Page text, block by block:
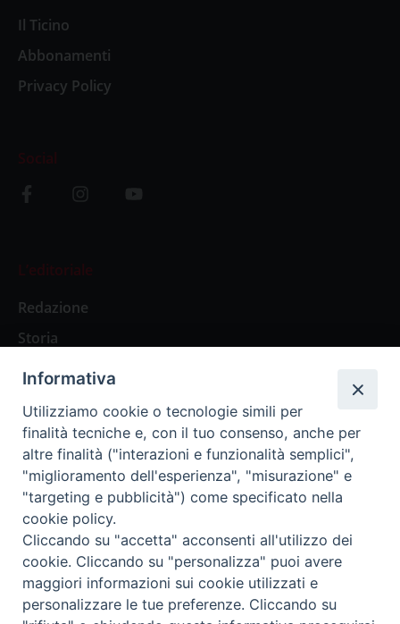
Il Ticino
Abbonamenti
Privacy Policy
Social
L’editoriale
Redazione
Storia
Abbonamenti
Abbonamento Annuale Digitale
Abbonamento Annuale Cartaceo
Abbonamento Singola Copia Digitale
Redazione: Pavia, Piazza Duomo 11 - tel. 0382.24736 -
Informativa
Utilizziamo cookie o tecnologie simili per
finalità tecniche e, con il tuo consenso, anche per
altre finalità ("interazioni e funzionalità semplici",
"miglioramento dell'esperienza", "misurazione" e
"targeting e pubblicità") come specificato nella
cookie policy.
Cliccando su "accetta" acconsenti all'utilizzo dei
cookie. Cliccando su "personalizza" puoi avere
maggiori informazioni sui cookie utilizzati e
personalizzare le tue preferenze. Cliccando su